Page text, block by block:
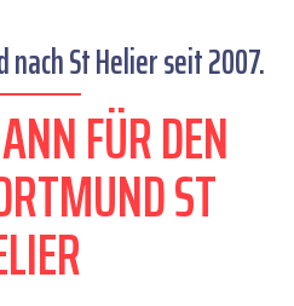
St Helier seit 2007.
FÜR DEN
ST